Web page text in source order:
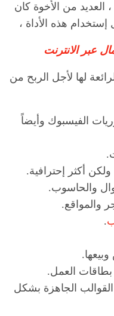
العديد من الأخوة كان
هذه الأداة ،
لها لأجل الربح من
الفيسبوك وأيضاً
أكثر إحترافية.
والحاسوب.
والمواقع.
.
العمل.
الجاهزة بشكل